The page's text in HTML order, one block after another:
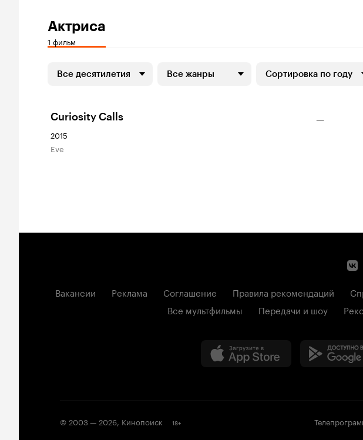
Актриса
1 фильм
Все десятилетия Все жанры Сортировка по году
Curiosity Calls
2015
Eve
—
Вакансии Реклама Соглашение Правила рекомендаций
Все мультфильмы
Передачи и шоу
© 2003 —2026, Кинопоиск 18+